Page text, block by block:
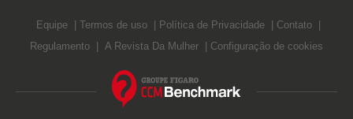
Equipe Termos de uso Política de Privacidade
Contato
Regulamento
A Revista Da Mulher Configuração de cookies